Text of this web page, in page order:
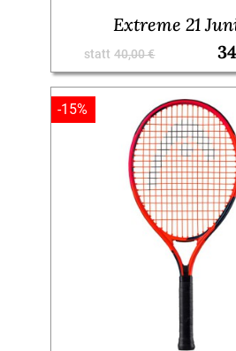
Extreme 21
statt 40,00 €
-15%